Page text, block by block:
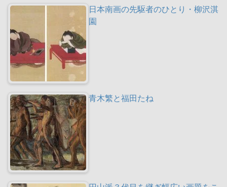
日本南画の先駆者のひとり・柳沢淇
園
青木繁と福田たね